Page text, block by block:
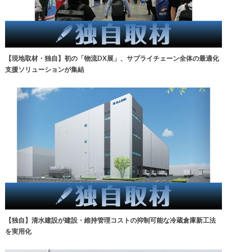
【現地取材・独自】初の「物流DX展」、サプライチェーン全体の最適化
支援ソリューションが集結
【独自】清水建設が建設・維持管理コストの抑制可能な冷蔵倉庫新工法
を実用化